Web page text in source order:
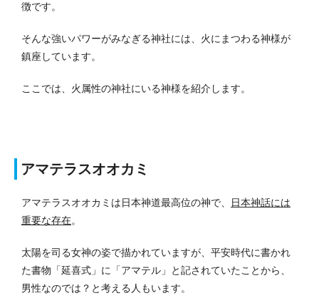
徴です。
そんな強いパワーがみなぎる神社には、火にまつわる神様が
鎮座しています。
ここでは、火属性の神社にいる神様を紹介します。
アマテラスオオカミ
アマテラスオオカミは日本神道最高位の神で、
日本神話には
重要な存在。
太陽を司る女神の姿で描かれていますが、平安時代に書かれ
た書物「延喜式」に「アマテル」と記されていたことから、
男性なのでは？と考える人もいます。